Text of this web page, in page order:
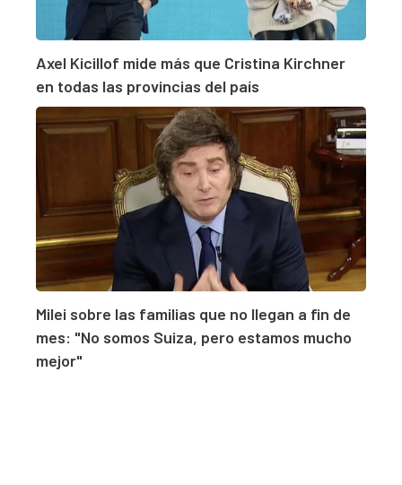
Axel Kicillof mide más que Cristina Kirchner
en todas las provincias del país
Milei sobre las familias que no llegan a fin de
mes: "No somos Suiza, pero estamos mucho
mejor"